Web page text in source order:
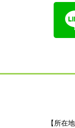
【所在